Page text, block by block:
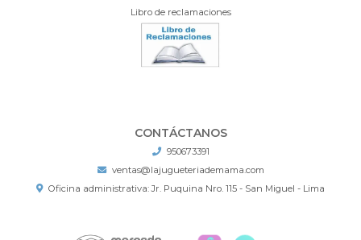
Libro de reclamaciones
CONTÁCTANOS
950673391
ventas@lajugueteriademama.com
Oficina administrativa: Jr. Puquina Nro. 115 - San Miguel - Lima